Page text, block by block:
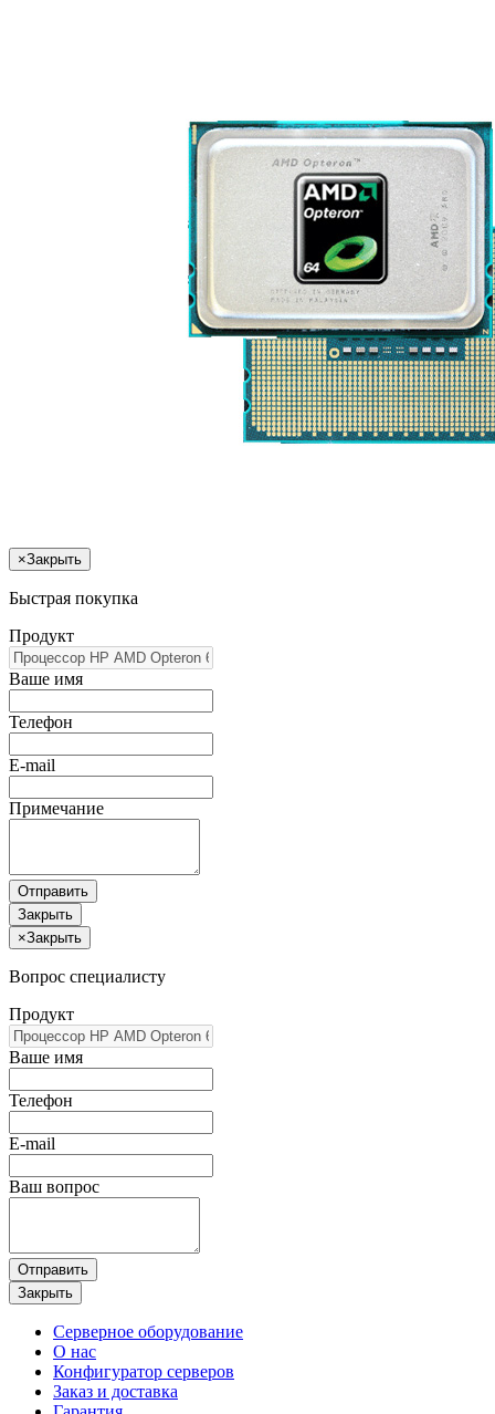
×Закрыть
Быстрая покупка
Продукт
Ваше имя
Телефон
E-mail
Примечание
Отправить
Закрыть
×Закрыть
Вопрос специалисту
Продукт
Ваше имя
Телефон
E-mail
Ваш вопрос
Отправить
Закрыть
Серверное оборудование
О нас
Конфигуратор серверов
Заказ и доставка